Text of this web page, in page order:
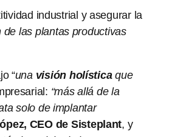
industrial y asegurar la
las plantas productivas
“una visión holísticaque
“más allá de la
solo de implantar
CEO de Sisteplant, y